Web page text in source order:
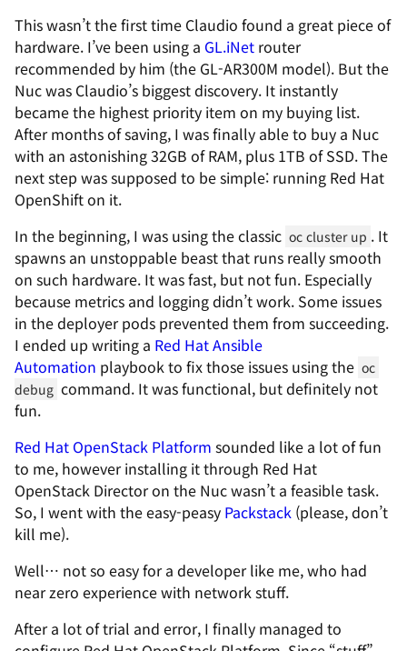
This wasn’t the first time Claudio found a great piece of
hardware. I’ve been using a GL.iNet router
recommended by him (the GL-AR300M model). But the
Nuc was Claudio’s biggest discovery. It instantly
became the highest priority item on my buying list.
After months of saving, I was finally able to buy a Nuc
with an astonishing 32GB of RAM, plus 1TB of SSD. The
next step was supposed to be simple: running Red Hat
OpenShift on it.
In the beginning, I was using the classic oc cluster up . It
spawns an unstoppable beast that runs really smooth
on such hardware. It was fast, but not fun. Especially
because metrics and logging didn’t work. Some issues
in the deployer pods prevented them from succeeding.
I ended up writing a Red Hat Ansible
Automation playbook to fix those issues using the oc
debug command. It was functional, but definitely not
fun.
Red Hat OpenStack Platform sounded like a lot of fun
to me, however installing it through Red Hat
OpenStack Director on the Nuc wasn’t a feasible task.
So, I went with the easy-peasy Packstack (please, don’t
kill me).
Well… not so easy for a developer like me, who had
near zero experience with network stuff.
After a lot of trial and error, I finally managed to